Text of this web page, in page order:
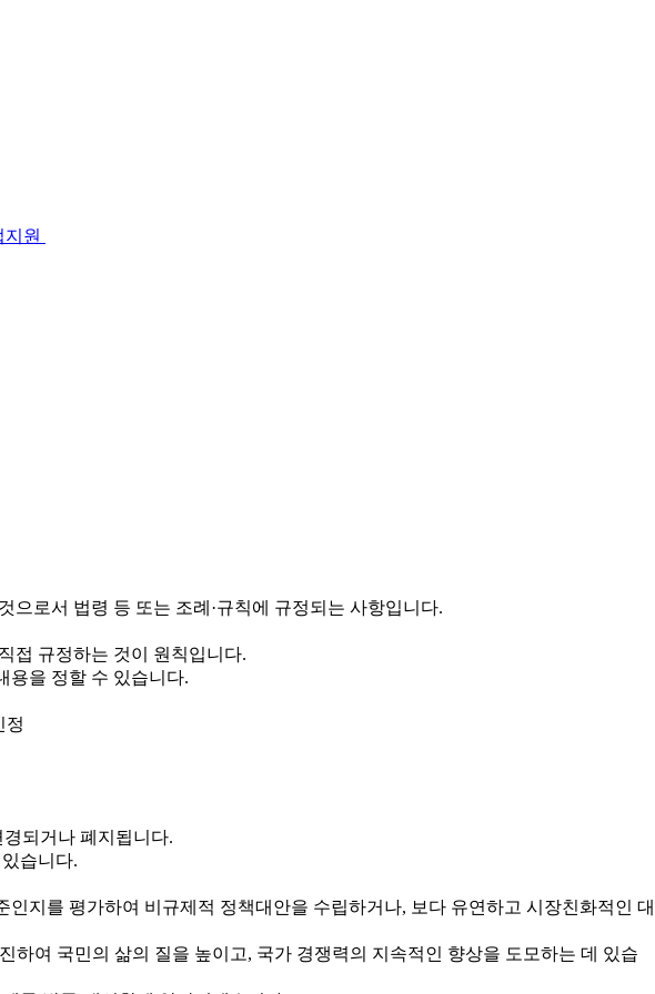
지원
로서 법령 등 또는 조례·규칙에 규정되는 사항입니다.
접 규정하는 것이 원칙입니다.
용을 정할 수 있습니다.
정
되거나 폐지됩니다.
습니다.
지를 평가하여 비규제적 정책대안을 수립하거나, 보다 유연하고 시장친화적인 대
여 국민의 삶의 질을 높이고, 국가 경쟁력의 지속적인 향상을 도모하는 데 있습